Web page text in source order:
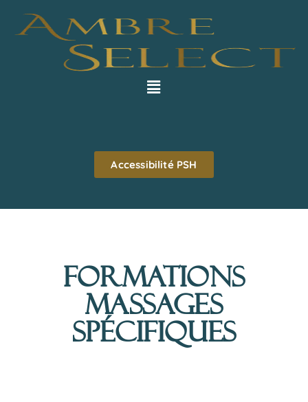
Accessibilité PSH
Formations
massages
spécifiques